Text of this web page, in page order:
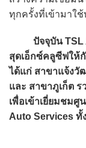
ทุกครั้งที่เข้ามาใช้
ปัจจุบัน
สุดเอ็กซ์คลูซีฟให้
ได้แก่ สาขาแจ้งวั
และ สาขาภูเก็ต ร
เพื่อเข้าเยี่ยมชม
Auto Services ทั้